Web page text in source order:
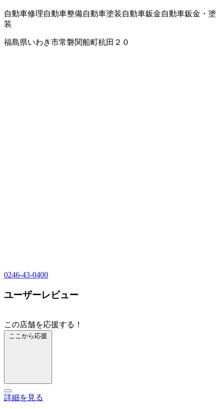
自動車修理自動車整備自動車塗装自動車鈑金自動車鈑金・塗
装
福島県いわき市常磐関船町杭田２０
0246-43-0400
ユーザーレビュー
この店舗を応援する！
ここから応援
詳細を見る